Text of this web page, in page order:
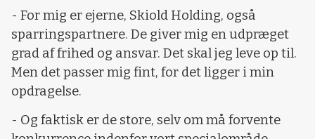
- For mig er ejerne, Skiold Holding, også
sparringspartnere. De giver mig en udpræget
grad af frihed og ansvar. Det skal jeg leve op til.
Men det passer mig fint, for det ligger i min
opdragelse.
- Og faktisk er de store, selv om må forvente